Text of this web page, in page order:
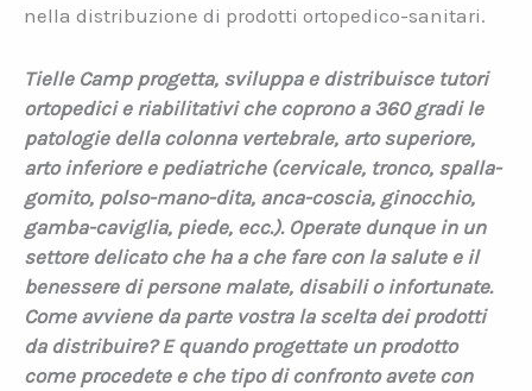
nella distribuzione di prodotti ortopedico-sanitari.
Tielle Camp progetta, sviluppa e distribuisce tutori
ortopedici e riabilitativi che coprono a 360 gradi le
patologie della colonna vertebrale, arto superiore,
arto inferiore e pediatriche (cervicale, tronco, spalla-
gomito, polso-mano-dita, anca-coscia, ginocchio,
gamba-caviglia, piede, ecc.). Operate dunque in un
settore delicato che ha a che fare con la salute e il
benessere di persone malate, disabili o infortunate.
Come avviene da parte vostra la scelta dei prodotti
da distribuire? E quando progettate un prodotto
come procedete e che tipo di confronto avete con